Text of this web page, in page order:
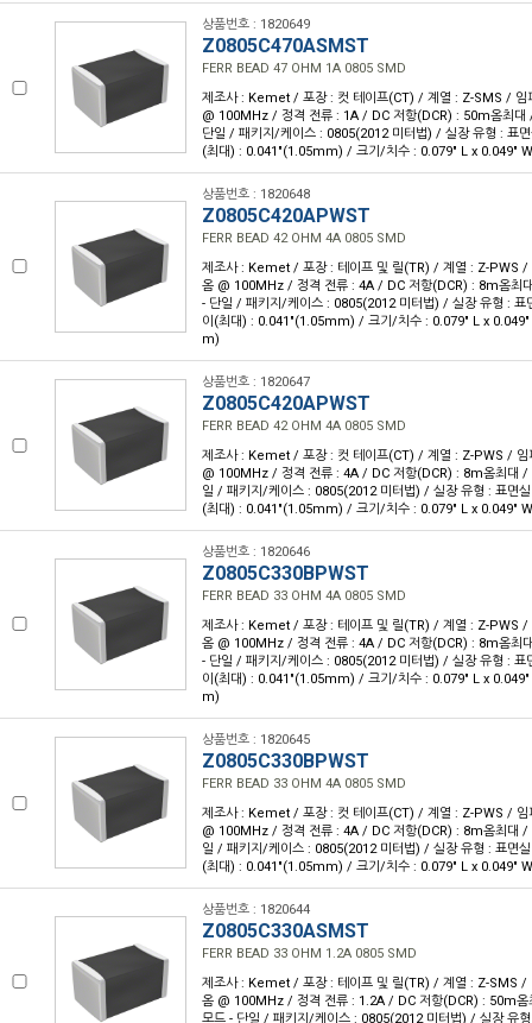
상품번호 : 1820649
Z0805C470ASMST
FERR BEAD 47 OHM 1A 0805 SMD
제조사 : Kemet / 포장 : 컷 테이프(CT) / 계열 : Z-SMS / 임
@ 100MHz / 정격 전류 : 1A / DC 저항(DCR) : 50m옴최대
단일 / 패키지/케이스 : 0805(2012 미터법) / 실장 유형 : 표
(최대) : 0.041"(1.05mm) / 크기/치수 : 0.079" L x 0.049"
상품번호 : 1820648
Z0805C420APWST
FERR BEAD 42 OHM 4A 0805 SMD
제조사 : Kemet / 포장 : 테이프 및 릴(TR) / 계열 : Z-PWS /
옴 @ 100MHz / 정격 전류 : 4A / DC 저항(DCR) : 8m옴최
- 단일 / 패키지/케이스 : 0805(2012 미터법) / 실장 유형 :
이(최대) : 0.041"(1.05mm) / 크기/치수 : 0.079" L x
m)
상품번호 : 1820647
Z0805C420APWST
FERR BEAD 42 OHM 4A 0805 SMD
제조사 : Kemet / 포장 : 컷 테이프(CT) / 계열 : Z-PWS / 임
@ 100MHz / 정격 전류 : 4A / DC 저항(DCR) : 8m옴최대 /
일 / 패키지/케이스 : 0805(2012 미터법) / 실장 유형 : 표면
(최대) : 0.041"(1.05mm) / 크기/치수 : 0.079" L x 0.049"
상품번호 : 1820646
Z0805C330BPWST
FERR BEAD 33 OHM 4A 0805 SMD
제조사 : Kemet / 포장 : 테이프 및 릴(TR) / 계열 : Z-PWS /
옴 @ 100MHz / 정격 전류 : 4A / DC 저항(DCR) : 8m옴최
- 단일 / 패키지/케이스 : 0805(2012 미터법) / 실장 유형 :
이(최대) : 0.041"(1.05mm) / 크기/치수 : 0.079" L x
m)
상품번호 : 1820645
Z0805C330BPWST
FERR BEAD 33 OHM 4A 0805 SMD
제조사 : Kemet / 포장 : 컷 테이프(CT) / 계열 : Z-PWS / 임
@ 100MHz / 정격 전류 : 4A / DC 저항(DCR) : 8m옴최대 /
일 / 패키지/케이스 : 0805(2012 미터법) / 실장 유형 : 표면
(최대) : 0.041"(1.05mm) / 크기/치수 : 0.079" L x 0.049"
상품번호 : 1820644
Z0805C330ASMST
FERR BEAD 33 OHM 1.2A 0805 SMD
제조사 : Kemet / 포장 : 테이프 및 릴(TR) / 계열 : Z-SMS /
옴 @ 100MHz / 정격 전류 : 1.2A / DC 저항(DCR) : 50m옴
모드 - 단일 / 패키지/케이스 : 0805(2012 미터법) / 실장 유